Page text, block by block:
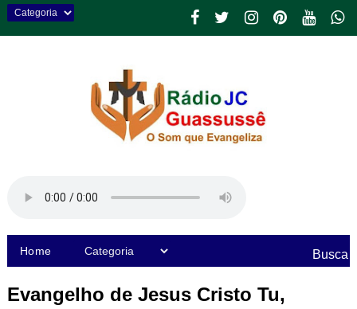
Home Busca
Evangelho de Jesus Cristo Tu,